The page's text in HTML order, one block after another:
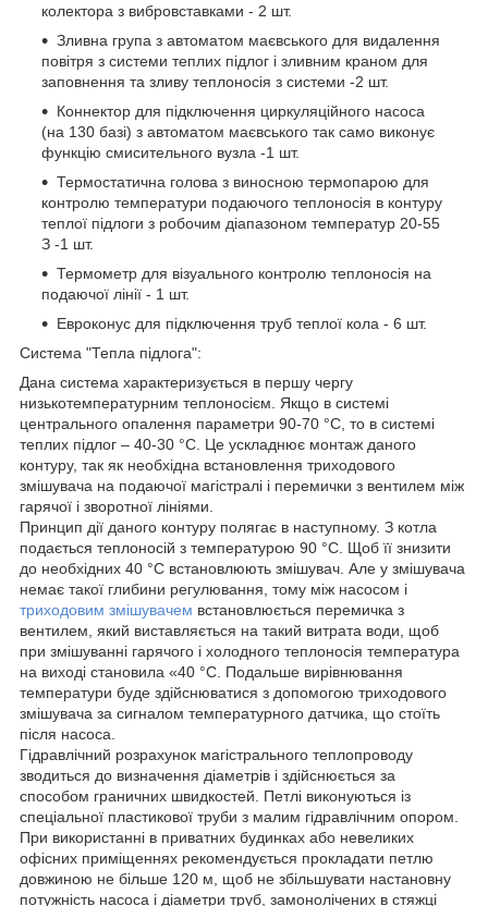
колектора з вибровставками - 2 шт.
Зливна група з автоматом маєвського для видалення
повітря з системи теплих підлог і зливним краном для
заповнення та зливу теплоносія з системи -2 шт.
Коннектор для підключення циркуляційного насоса
(на 130 базі) з автоматом маєвського так само виконує
функцію смисительного вузла -1 шт.
Термостатична голова з виносною термопарою для
контролю температури подаючого теплоносія в контуру
теплої підлоги з робочим діапазоном температур 20-55
З -1 шт.
Термометр для візуального контролю теплоносія на
подаючої лінії - 1 шт.
Евроконус для підключення труб теплої кола - 6 шт.
Система "Тепла підлога":
Дана система характеризується в першу чергу
низькотемпературним теплоносієм. Якщо в системі
центрального опалення параметри 90-70 °C, то в системі
теплих підлог – 40-30 °C. Це ускладнює монтаж даного
контуру, так як необхідна встановлення триходового
змішувача на подаючої магістралі і перемички з вентилем між
гарячої і зворотної лініями.
Принцип дії даного контуру полягає в наступному. З котла
подається теплоносій з температурою 90 °C. Щоб її знизити
до необхідних 40 °C встановлюють змішувач. Але у змішувача
немає такої глибини регулювання, тому між насосом і
триходовим змішувачем встановлюється перемичка з
вентилем, який виставляється на такий витрата води, щоб
при змішуванні гарячого і холодного теплоносія температура
на виході становила «40 °С. Подальше вирівнювання
температури буде здійснюватися з допомогою триходового
змішувача за сигналом температурного датчика, що стоїть
після насоса.
Гідравлічний розрахунок магістрального теплопроводу
зводиться до визначення діаметрів і здійснюється за
способом граничних швидкостей. Петлі виконуються із
спеціальної пластикової труби з малим гідравлічним опором.
При використанні в приватних будинках або невеликих
офісних приміщеннях рекомендується прокладати петлю
довжиною не більше 120 м, щоб не збільшувати настановну
потужність насоса і діаметри труб, замонолічених в стяжці